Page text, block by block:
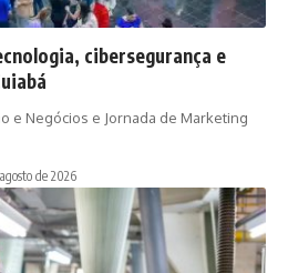
cibersegurança e
e Negócios e Jornada de Marketing
de 2026